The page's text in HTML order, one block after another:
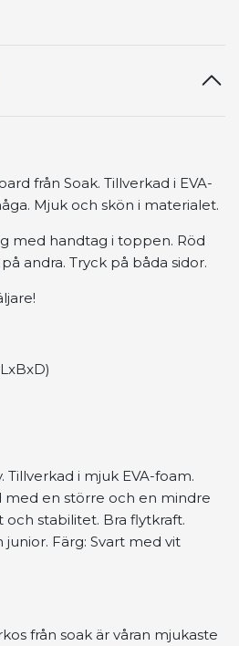
från Soak. Tillverkad i EVA-
Mjuk och skön i materialet.
med handtag i toppen. Röd
andra. Tryck på båda sidor.
i mjuk EVA-foam.
en större och en mindre
stabilitet. Bra flytkraft.
junior. Färg: Svart med vit
från soak är våran mjukaste